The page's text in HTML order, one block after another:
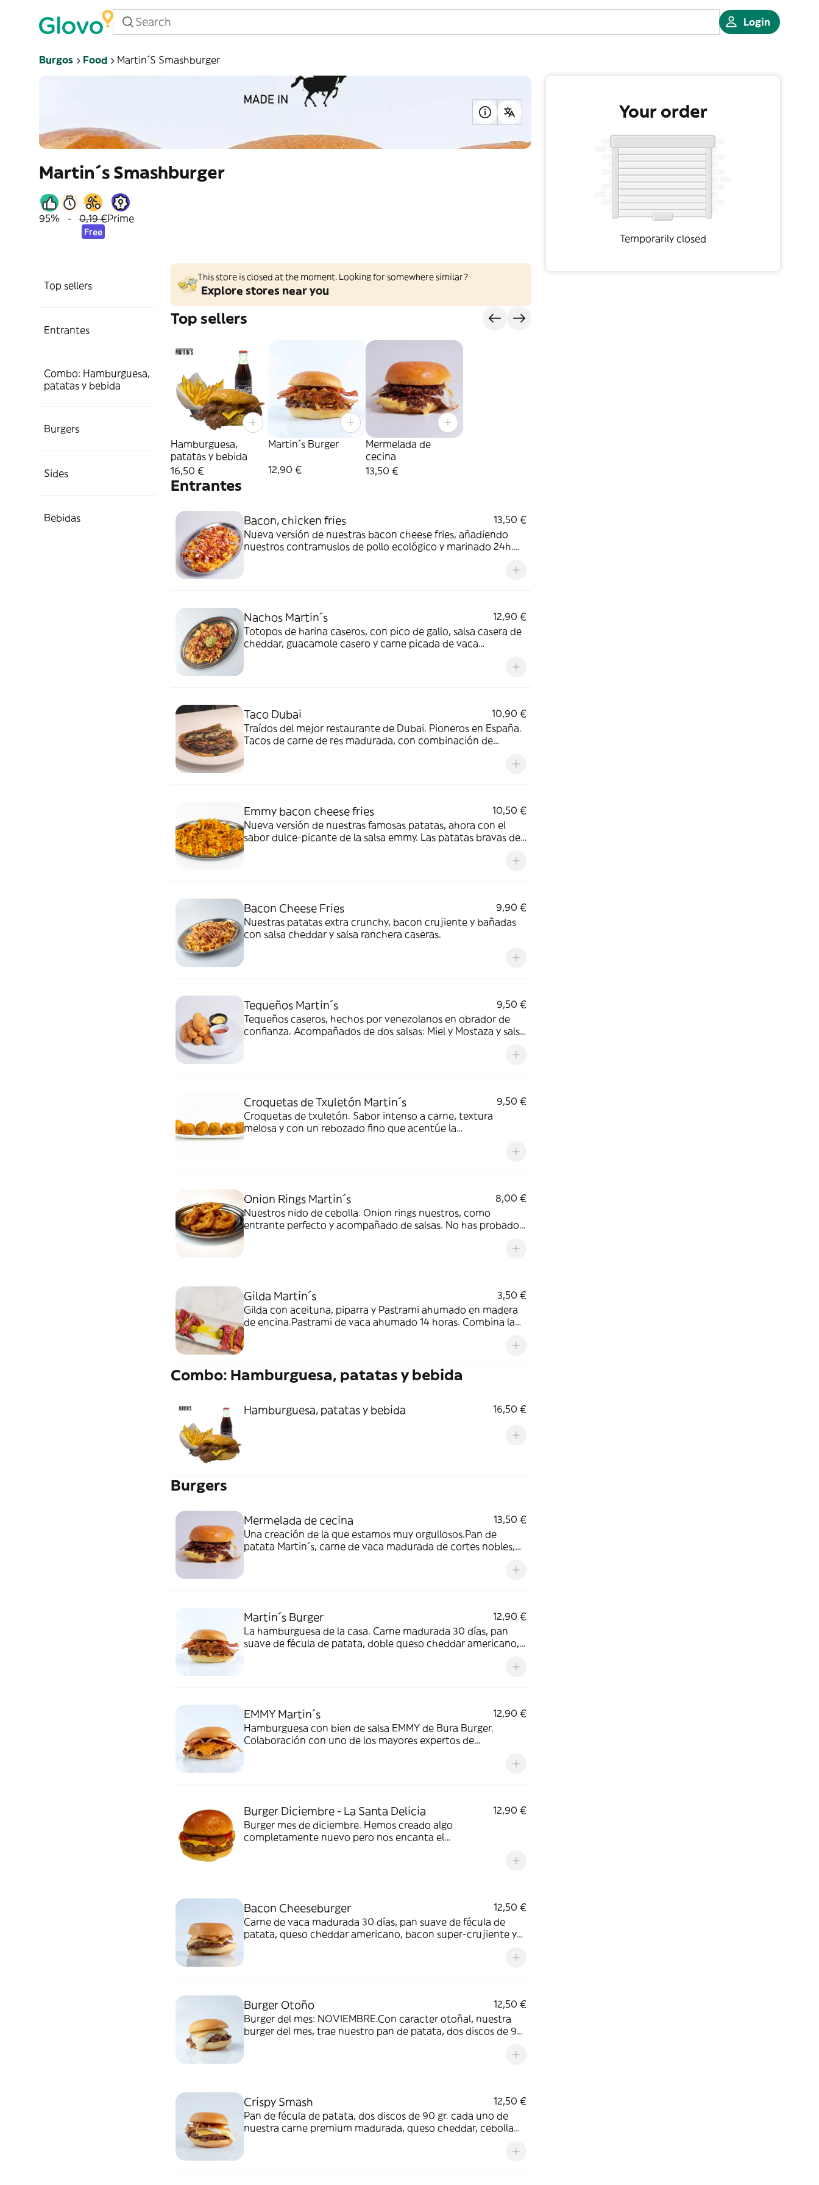
Login
Burgos Food Martin´s Smashburger
Martin´s Smashburger
95% - 0,19 €
Free
Prime
Top sellers
Entrantes
Combo: Hamburguesa,
patatas y bebida
Burgers
Sides
Bebidas
This store is closed at the moment. Looking for somewhere similar?
Explore stores near you
Top sellers
Hamburguesa,
patatas y bebida
16,50 €
Martin´s Burger
12,90 €
Mermelada de
cecina
13,50 €
Entrantes
Bacon, chicken fries
13,50 €
Nueva versión de nuestras bacon cheese fries, añadiendo
nuestros contramuslos de pollo ecológico y marinado 24h.
Nachos Martin´s
12,90 €
Totopos de harina caseros, con pico de gallo, salsa casera de
cheddar, guacamole casero y carne picada de vaca
Taco Dubai
10,90 €
Traídos del mejor restaurante de Dubai. Pioneros en España.
Tacos de carne de res madurada, con combinación de
plancha, con queso mozzarella. Dorada, crujiente, tremendo
Emmy bacon cheese fries
10,50 €
Nueva versión de nuestras famosas patatas, ahora con el
sabor dulce-picante de la salsa emmy. Las patatas bravas del
Bacon Cheese Fries
9,90 €
Nuestras patatas extra crunchy, bacon crujiente y bañadas
con salsa cheddar y salsa ranchera caseras.
Tequeños Martin´s
9,50 €
Tequeños caseros, hechos por venezolanos en obrador de
confianza. Acompañados de dos salsas: Miel y Mostaza y salsa
Croquetas de Txuletón Martin´s
9,50 €
Croquetas de txuletón. Sabor intenso a carne, textura
melosa y con un rebozado fino que acentúe la
Onion Rings Martin´s
8,00 €
Nuestros nido de cebolla. Onion rings nuestros, como
entrante perfecto y acompañado de salsas. No has probado
Gilda Martin´s
3,50 €
Gilda con aceituna, piparra y Pastrami ahumado en madera
de encina.Pastrami de vaca ahumado 14 horas. Combina la
Combo: Hamburguesa, patatas y bebida
Hamburguesa, patatas y bebida 16,50 €
Burgers
Mermelada de cecina
13,50 €
Una creación de la que estamos muy orgullosos.Pan de
patata Martin´s, carne de vaca madurada de cortes nobles,
Martin´s Burger
12,90 €
La hamburguesa de la casa. Carne madurada 30 días, pan
suave de fécula de patata, doble queso cheddar americano,
EMMY Martin´s
12,90 €
Hamburguesa con bien de salsa EMMY de Bura Burger.
Colaboración con uno de los mayores expertos de
Burger Diciembre - La Santa Delicia
12,90 €
Burger mes de diciembre. Hemos creado algo
completamente nuevo pero nos encanta el
Bacon Cheeseburger
12,50 €
Carne de vaca madurada 30 días, pan suave de fécula de
patata, queso cheddar americano, bacon super-crujiente y
Burger Otoño
12,50 €
Burger del mes: NOVIEMBRE.Con caracter otoñal, nuestra
burger del mes, trae nuestro pan de patata, dos discos de 90
Crispy Smash
12,50 €
Pan de fécula de patata, dos discos de 90 gr. cada uno de
nuestra carne premium madurada, queso cheddar, cebolla
Your order
Temporarily closed